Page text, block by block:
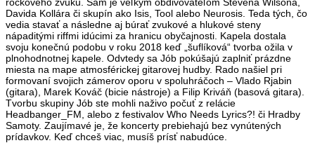
Davida Kollára či skupín ako Isis, Tool alebo Neurosis. Teda tých, čo
vedia stavať a následne aj búrať zvukové a hlukové steny
nápaditými riffmi idúcimi za hranicu obyčajnosti. Kapela dostala
svoju konečnú podobu v roku 2018 keď „šuflíková“ tvorba ožila v
plnohodnotnej kapele. Odvtedy sa Jób pokúšajú zaplniť prázdne
miesta na mape atmosférickej gitarovej hudby. Rado našiel pri
formovaní svojich zámerov oporu v spoluhráčoch – Vlado Rjabin
(gitara), Marek Kováč (bicie nástroje) a Filip Kriváň (basová gitara).
Tvorbu skupiny Jób ste mohli naživo počuť z relácie
Headbanger_FM, alebo z festivalov Who Needs Lyrics?! či Hradby
Samoty. Zaujímavé je, že koncerty prebiehajú bez vynútených
prídavkov. Keď chceš viac, musíš prísť nabudúce.